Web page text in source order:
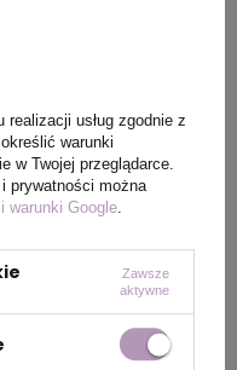
x 14 cm
usług zgodnie z
określić warunki
w Twojej przeglądarce.
prywatności można
warunki Google
Zawsze
aktywne